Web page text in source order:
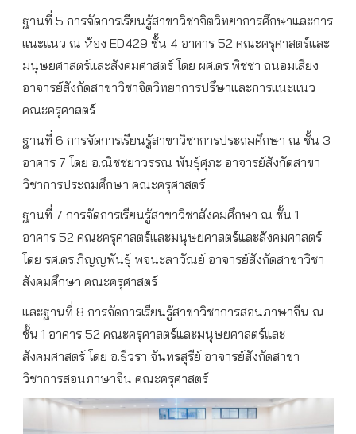
ฐานที่ 5 การจัดการเรียนรู้สาขาวิชาจิตวิทยาการศึกษาและการ
แนะแนว ณ ห้อง ED429 ชั้น 4 อาคาร 52 คณะครุศาสตร์และ
มนุษยศาสตร์และสังคมศาสตร์ โดย ผศ.ดร.พิชชา ถนอมเสียง
อาจารย์สังกัดสาขาวิชาจิตวิทยาการปรึษาและการแนะแนว
คณะครุศาสตร์
ฐานที่ 6 การจัดการเรียนรู้สาขาวิชาการประถมศึกษา ณ ชั้น 3
อาคาร 7 โดย อ.ณิชชยาวรรณ พันธุ์ศุภะ อาจารย์สังกัดสาขา
วิชาการประถมศึกษา คณะครุศาสตร์
ฐานที่ 7 การจัดการเรียนรู้สาขาวิชาสังคมศึกษา ณ ชั้น 1
อาคาร 52 คณะครุศาสตร์และมนุษยศาสตร์และสังคมศาสตร์
โดย รศ.ดร.ภิญญพันธุ์ พจนะลาวัณย์ อาจารย์สังกัดสาขาวิชา
สังคมศึกษา คณะครุศาสตร์
และฐานที่ 8 การจัดการเรียนรู้สาขาวิชาการสอนภาษาจีน ณ
ชั้น 1 อาคาร 52 คณะครุศาสตร์และมนุษยศาสตร์และ
สังคมศาสตร์ โดย อ.ธีวรา จันทรสุรีย์ อาจารย์สังกัดสาขา
วิชาการสอนภาษาจีน คณะครุศาสตร์